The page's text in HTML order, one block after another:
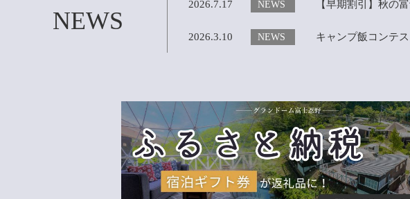
NEWS
2026.7.17 NEWS 【早期割引】秋の
2026.3.10 NEWS キャンプ飯コンテ